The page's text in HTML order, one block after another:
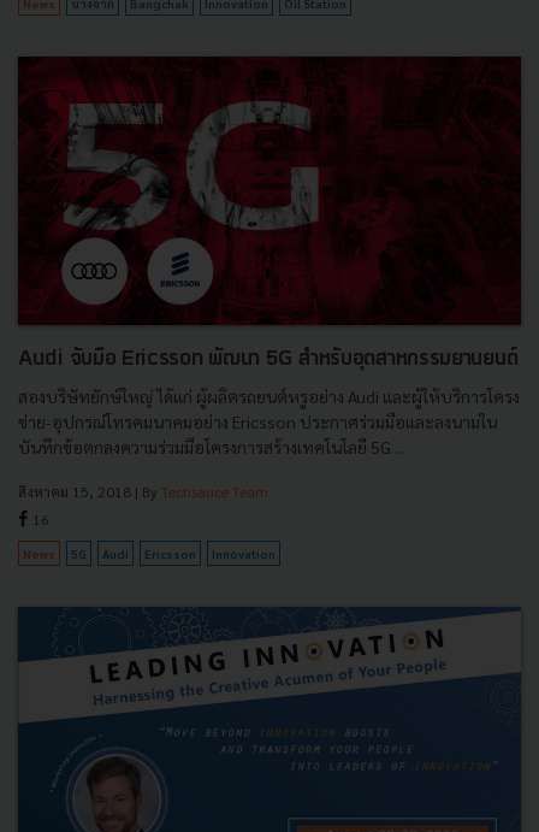
Audi จับมือ Ericsson พัฒนา 5G สำหรับอุตสาหกรรมยานยนต์
สองบริษัทยักษ์ใหญ่ ได้แก่ ผู้ผลิตรถยนต์หรูอย่าง Audi และผู้ให้บริการโครง
ข่าย-อุปกรณ์โทรคมนาคมอย่าง Ericsson ประกาศร่วมมือและลงนามใน
บันทึกข้อตกลงความร่วมมือโครงการสร้างเทคโนโลยี 5G ...
สิงหาคม 15, 2018 | By Techsauce Team
16
News 5G Audi Ericsson Innovation